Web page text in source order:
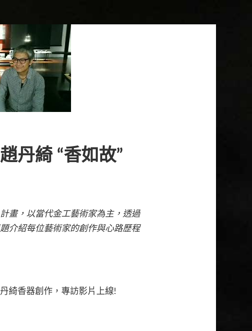
丹綺 “香如故”
畫，以當代金工藝術家為主，透過
介紹每位藝術家的創作與心路歷程
綺香器創作，專訪影片上線!